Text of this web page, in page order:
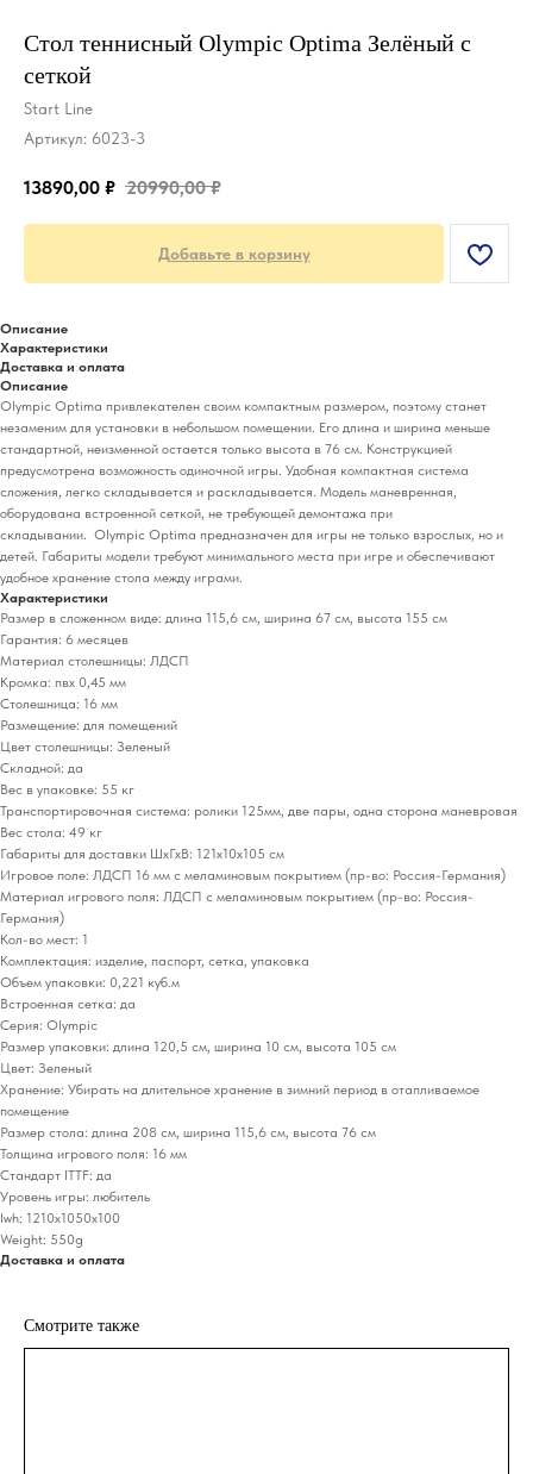
Стол теннисный Olympic Optima Зелёный с
сеткой
Start Line
Артикул: 6023-3
13890,00 ₽ 20990,00 ₽
Добавьте в корзину
Описание
Характеристики
Доставка и оплата
Описание
Olympic Optima привлекателен своим компактным размером, поэтому станет
незаменим для установки в небольшом помещении. Его длина и ширина меньше
стандартной, неизменной остается только высота в 76 см. Конструкцией
предусмотрена возможность одиночной игры. Удобная компактная система
сложения, легко складывается и раскладывается. Модель маневренная,
оборудована встроенной сеткой, не требующей демонтажа при
складывании. Olympic Optima предназначен для игры не только взрослых, но и
детей. Габариты модели требуют минимального места при игре и обеспечивают
удобное хранение стола между играми.
Характеристики
Размер в сложенном виде: длина 115,6 см, ширина 67 см, высота 155 см
Гарантия: 6 месяцев
Материал столешницы: ЛДСП
Кромка: пвх 0,45 мм
Столешница: 16 мм
Размещение: для помещений
Цвет столешницы: Зеленый
Складной: да
Вес в упаковке: 55 кг
Транспортировочная система: ролики 125мм, две пары, одна сторона маневровая
Вес стола: 49 кг
Габариты для доставки ШхГхВ: 121х10х105 см
Игровое поле: ЛДСП 16 мм с меламиновым покрытием (пр-во: Россия-Германия)
Материал игрового поля: ЛДСП с меламиновым покрытием (пр-во: Россия-
Германия)
Кол-во мест: 1
Комплектация: изделие, паспорт, сетка, упаковка
Объем упаковки: 0,221 куб.м
Встроенная сетка: да
Серия: Olympic
Размер упаковки: длина 120,5 см, ширина 10 см, высота 105 см
Цвет: Зеленый
Хранение: Убирать на длительное хранение в зимний период в отапливаемое
помещение
Размер стола: длина 208 см, ширина 115,6 см, высота 76 см
Толщина игрового поля: 16 мм
Стандарт ITTF: да
Уровень игры: любитель
lwh: 1210x1050x100
Weight: 550g
Доставка и оплата
Смотрите также